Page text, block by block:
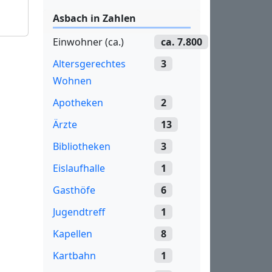
Asbach in Zahlen
Einwohner (ca.)
ca. 7.800
Altersgerechtes
Wohnen
3
Apotheken
2
Ärzte
13
Bibliotheken
3
Eislaufhalle
1
Gasthöfe
6
Jugendtreff
1
Kapellen
8
Kartbahn
1